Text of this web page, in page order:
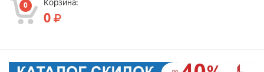
0 Корзина:
0